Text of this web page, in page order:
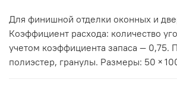
Для финишной отделки оконных и
Коэффициент расхода: количество
учетом коэффициента запаса — 0,75.
полиэстер, гранулы. Размеры: 50 ×